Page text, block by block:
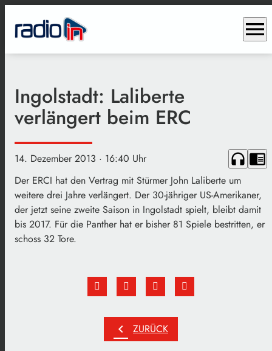
menu
Ingolstadt: Laliberte
verlängert beim ERC
14. Dezember 2013 · 16:40 Uhr headphones chrome_reader_mode
Der ERCI hat den Vertrag mit Stürmer John Laliberte um
weitere drei Jahre verlängert. Der 30-jähriger US-Amerikaner,
der jetzt seine zweite Saison in Ingolstadt spielt, bleibt damit
bis 2017. Für die Panther hat er bisher 81 Spiele bestritten, er
schoss 32 Tore.
chevron_left ZURÜCK